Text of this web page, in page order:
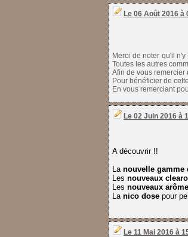
Le 06 Août 2016 à
Merci de noter qu'il
Toutes les autres
Afin de vous remercier
Pour bénéficier de
En vous remerciant
Le 02 Juin 2016 à
A découvrir !!
La nouvelle gamme
Les nouveaux
Les nouveaux
La nico dose pour
Le 11 Mai 2016 à